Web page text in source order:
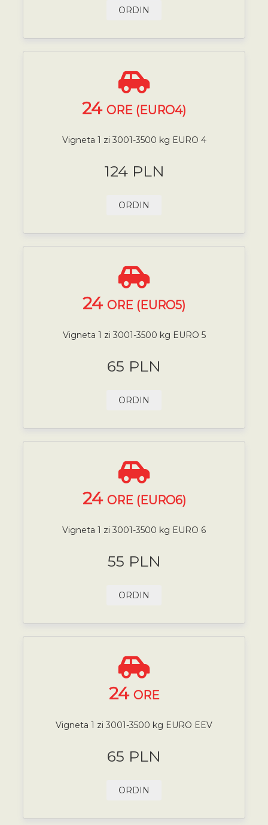
ORDIN
24 ORE (EURO4)
Vigneta 1 zi 3001-3500 kg EURO 4
124 PLN
ORDIN
24 ORE (EURO5)
Vigneta 1 zi 3001-3500 kg EURO 5
65 PLN
ORDIN
24 ORE (EURO6)
Vigneta 1 zi 3001-3500 kg EURO 6
55 PLN
ORDIN
24 ORE
Vigneta 1 zi 3001-3500 kg EURO EEV
65 PLN
ORDIN